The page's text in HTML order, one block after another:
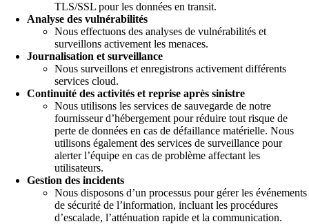
TLS/SSL pour les données en transit.
Analyse des vulnérabilités
Nous effectuons des analyses de vulnérabilités et
surveillons activement les menaces.
Journalisation et surveillance
Nous surveillons et enregistrons activement différents
services cloud.
Continuité des activités et reprise après sinistre
Nous utilisons les services de sauvegarde de notre
fournisseur d’hébergement pour réduire tout risque de
perte de données en cas de défaillance matérielle. Nous
utilisons également des services de surveillance pour
alerter l’équipe en cas de problème affectant les
utilisateurs.
Gestion des incidents
Nous disposons d’un processus pour gérer les événements
de sécurité de l’information, incluant les procédures
d’escalade, l’atténuation rapide et la communication.